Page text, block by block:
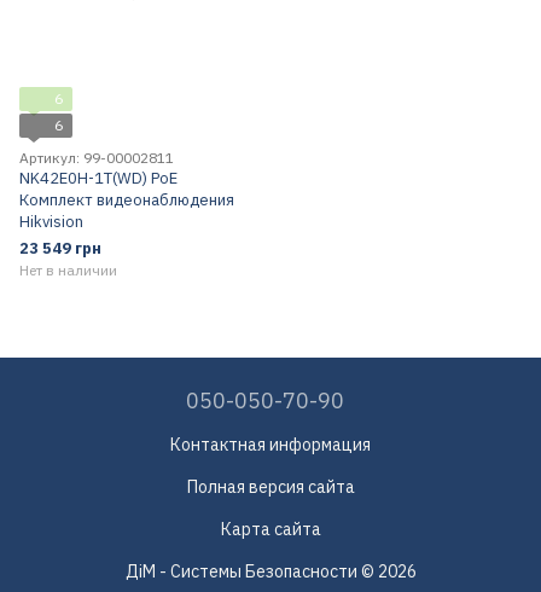
6
6
Артикул: 99-00002811
NK42E0H-1T(WD) PoE
Комплект видеонаблюдения
Hikvision
23 549 грн
Нет в наличии
050-050-70-90
Контактная информация
Полная версия сайта
Карта сайта
ДіМ - Системы Безопасности © 2026